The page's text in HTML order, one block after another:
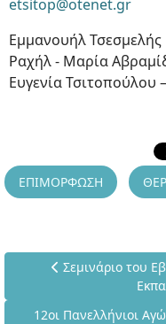
etsitop@otenet.gr
Εμμανουήλ Τσεσμελής
Ραχήλ - Μαρία
Ευγενία Τσιτοπούλου
ΕΠΙΜΟΡΦΩΣΗ
Προηγούμενο
Σεμινάριο του
Επόμενο άρθρο: 12οι
12οι Πανελλήνιοι